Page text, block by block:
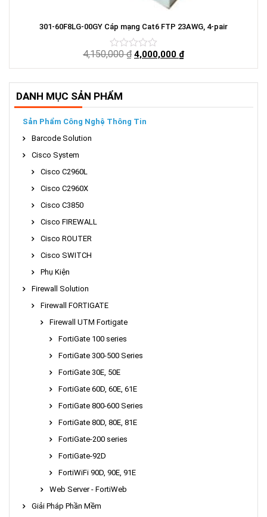
301-60F8LG-00GY Cáp mạng Cat6 FTP 23AWG, 4-pair
4,150,000₫ 4,000,000 ₫
DANH MỤC SẢN PHẨM
Sản Phẩm Công Nghệ Thông Tin
Barcode Solution
Cisco System
Cisco C2960L
Cisco C2960X
Cisco C3850
Cisco FIREWALL
Cisco ROUTER
Cisco SWITCH
Phụ Kiện
Firewall Solution
Firewall FORTIGATE
Firewall UTM Fortigate
FortiGate 100 series
FortiGate 300-500 Series
FortiGate 30E, 50E
FortiGate 60D, 60E, 61E
FortiGate 800-600 Series
FortiGate 80D, 80E, 81E
FortiGate-200 series
FortiGate-92D
FortiWiFi 90D, 90E, 91E
Web Server - FortiWeb
Giải Pháp Phần Mềm